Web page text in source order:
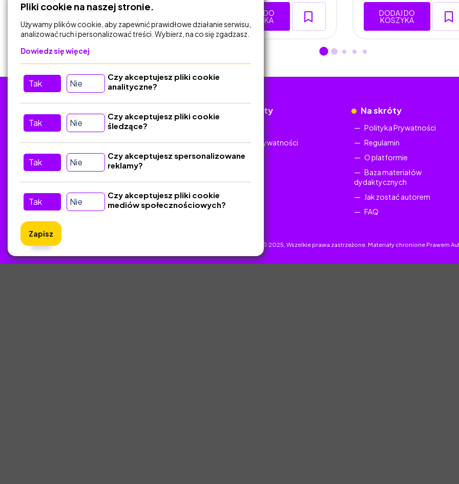
DODAJ DO
KOSZYKA
DODAJ DO
KOSZYKA
DODAJ DO
KOSZYKA
Kontakt
Dokumenty
Polityka Prywatności
Na skróty
Polityka Prywatności
Regulamin
O platformie
Baza materiałów
dydaktycznych
Jak zostać autorem
FAQ
ZlotyNauczyciel.pl © 2025, Wszelkie prawa zastrzeżone. Materiały chronione Prawem
Pliki cookie na naszej stronie.
Używamy plików cookie, aby zapewnić prawidłowe działanie serwisu,
analizować ruch i personalizować treści. Wybierz, na co się zgadzasz.
Dowiedz się więcej
Tak Nie
Czy akceptujesz pliki cookie
analityczne?
Tak Nie
Czy akceptujesz pliki cookie
śledzące?
Tak Nie
Czy akceptujesz spersonalizowane
reklamy?
Tak Nie
Czy akceptujesz pliki cookie
mediów społecznościowych?
Zapisz